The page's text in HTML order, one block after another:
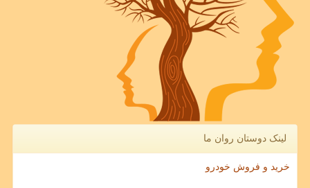
لینک دوستان روان ما
خرید و فروش خودرو